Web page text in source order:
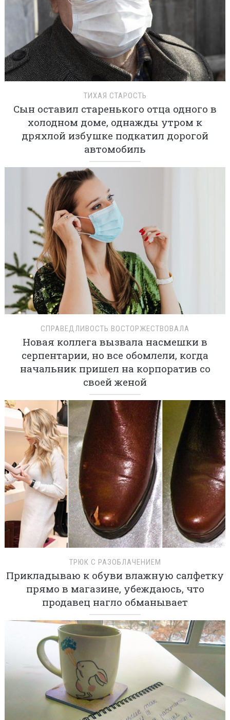
ТИХАЯ СТАРОСТЬ
Сын оставил старенького отца одного в
холодном доме, однажды утром к
дряхлой избушке подкатил дорогой
автомобиль
СПРАВЕДЛИВОСТЬ ВОСТОРЖЕСТВОВАЛА
Новая коллега вызвала насмешки в
серпентарии, но все обомлели, когда
начальник пришел на корпоратив со
своей женой
ТРЮК С РАЗОБЛАЧЕНИЕМ
Прикладываю к обуви влажную салфетку
прямо в магазине, убеждаюсь, что
продавец нагло обманывает